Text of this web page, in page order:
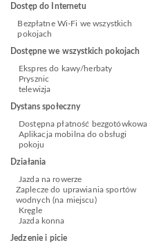
Dostęp do Internetu
Bezpłatne Wi-Fi we wszystkich
pokojach
Dostępne we wszystkich pokojach
Ekspres do kawy/herbaty
Prysznic
telewizja
Dystans społeczny
Dostępna płatność bezgotówkowa
Aplikacja mobilna do obsługi
pokoju
Działania
Jazda na rowerze
Zaplecze do uprawiania sportów
wodnych (na miejscu)
Kręgle
Jazda konna
Jedzenie i picie